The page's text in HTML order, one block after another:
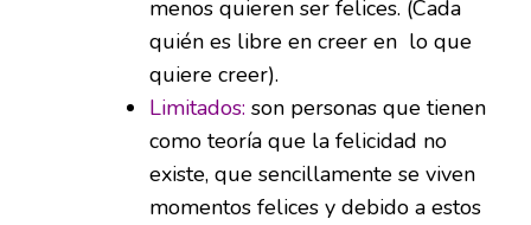
menos quieren ser felices. (Cada
quién es libre en creer en lo que
quiere creer).
Limitados: son personas que tienen
como teoría que la felicidad no
existe, que sencillamente se viven
momentos felices y debido a estos